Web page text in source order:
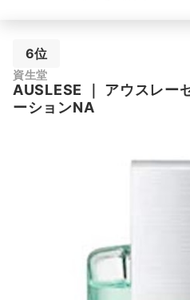
6位
資生堂
AUSLESE ｜ アウスレー
ーションNA